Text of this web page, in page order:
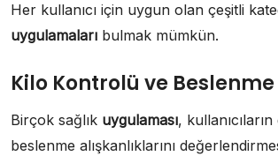
Her kullanıcı için uygun olan çeşitli
uygulamaları bulmak mümkün.
Kilo Kontrolü ve
Birçok sağlık uygulaması,
beslenme alışkanlıklarını